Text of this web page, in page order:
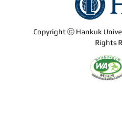
Copyright ⓒ Hankuk
Rights